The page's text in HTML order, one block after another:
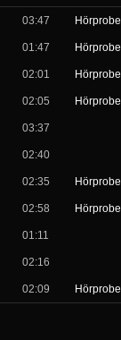
03:47 Hörprobe
01:47 Hörprobe
02:01 Hörprobe
02:05 Hörprobe
03:37
02:40
02:35 Hörprobe
02:58 Hörprobe
01:11
02:16
02:09 Hörprobe